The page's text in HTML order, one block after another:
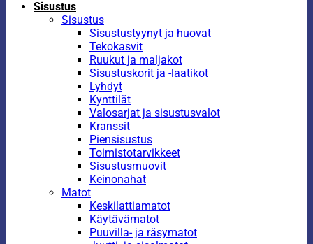
Sisustus
Sisustus
Sisustustyynyt ja huovat
Tekokasvit
Ruukut ja maljakot
Sisustuskorit ja -laatikot
Lyhdyt
Kynttilät
Valosarjat ja sisustusvalot
Kranssit
Piensisustus
Toimistotarvikkeet
Sisustusmuovit
Keinonahat
Matot
Keskilattiamatot
Käytävämatot
Puuvilla- ja räsymatot